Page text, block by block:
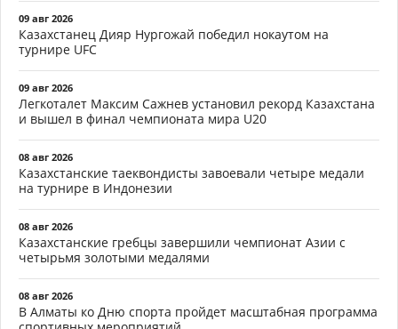
09 авг 2026
Казахстанец Дияр Нургожай победил нокаутом на
турнире UFC
09 авг 2026
Легкоталет Максим Сажнев установил рекорд Казахстана
и вышел в финал чемпионата мира U20
08 авг 2026
Казахстанские таеквондисты завоевали четыре медали
на турнире в Индонезии
08 авг 2026
Казахстанские гребцы завершили чемпионат Азии с
четырьмя золотыми медалями
08 авг 2026
В Алматы ко Дню спорта пройдет масштабная программа